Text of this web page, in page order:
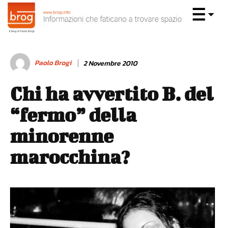
Paolo Brogi 2 Novembre 2010
Chi ha avvertito B. del
“fermo” della
minorenne
marocchina?